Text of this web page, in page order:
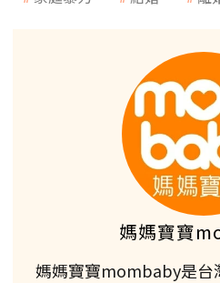
媽媽寶寶
媽媽寶寶mombaby是台